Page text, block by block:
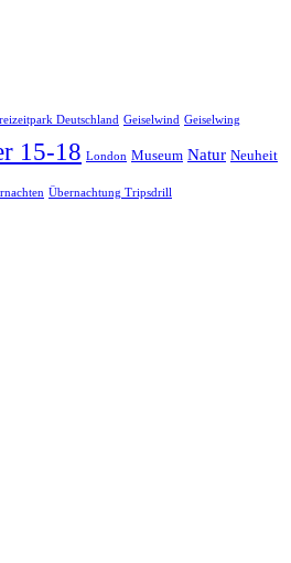
Deutschland Geiselwind Geiselwing
15-18 London Museum Natur Neuheit
Übernachtung Tripsdrill